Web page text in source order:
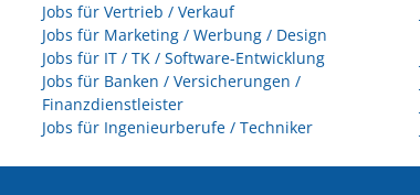
Jobs für Vertrieb / Verkauf
Jobs für Marketing / Werbung / Design
Jobs für IT / TK / Software-Entwicklung
Jobs für Banken / Versicherungen /
Finanzdienstleister
Jobs für Ingenieurberufe / Techniker